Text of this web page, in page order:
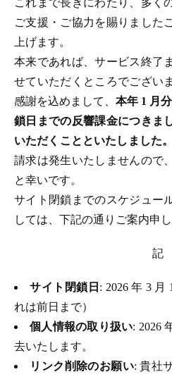
これまで長きにわたり、多く
ご支援・ご協力を賜りました
上げます。
本来であれば、サービス終了
せていただくところでござい
感謝を込めまして、 本年 1 月
鎖日までの反響課金につきま
いただくことといたしました
請求は発生いたしませんので
と幸いです。
サイト閉鎖までのスケジュー
しては、下記の通りご案内申し
記
サイト閉鎖日 : 2026 年 3 月
れは前日まで）
個人情報の取り扱い: 2026
去いたします。
リンク削除のお願い: 貴社